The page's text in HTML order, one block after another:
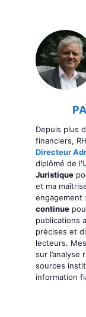
Depuis plus
financiers,
Directeur
diplômé de l'
Juristique
et ma
engagement
continue
publications
précises et
lecteurs.
sur
sources
information